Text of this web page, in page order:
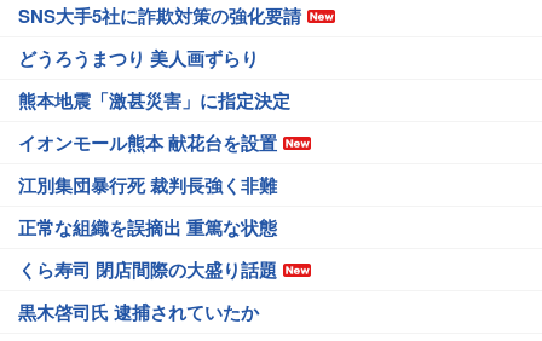
SNS大手5社に詐欺対策の強化要請
どうろうまつり 美人画ずらり
熊本地震「激甚災害」に指定決定
イオンモール熊本 献花台を設置
江別集団暴行死 裁判長強く非難
正常な組織を誤摘出 重篤な状態
くら寿司 閉店間際の大盛り話題
黒木啓司氏 逮捕されていたか